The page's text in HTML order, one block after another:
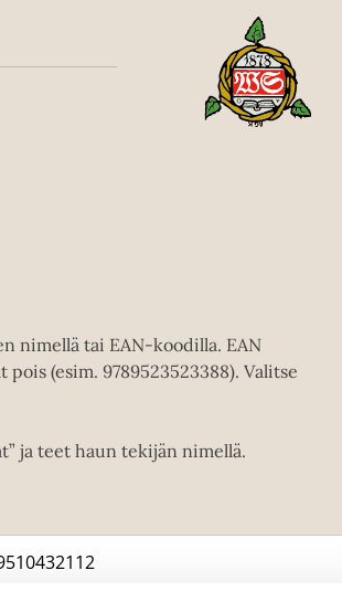
nimellä tai EAN-koodilla. EAN
(esim. 9789523523388). Valitse
ja teet haun tekijän nimellä.